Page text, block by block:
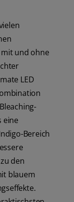
und ohne
LED
eine
Bereich
den
blauem